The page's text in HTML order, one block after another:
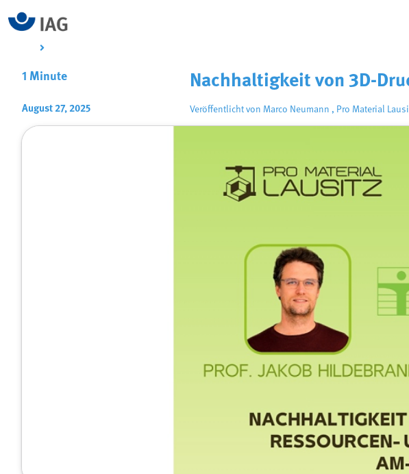
1 Minute
August 27, 2025
Nachhaltigkeit von 3D-
Veröffentlicht von Marco Neumann , Pro Material